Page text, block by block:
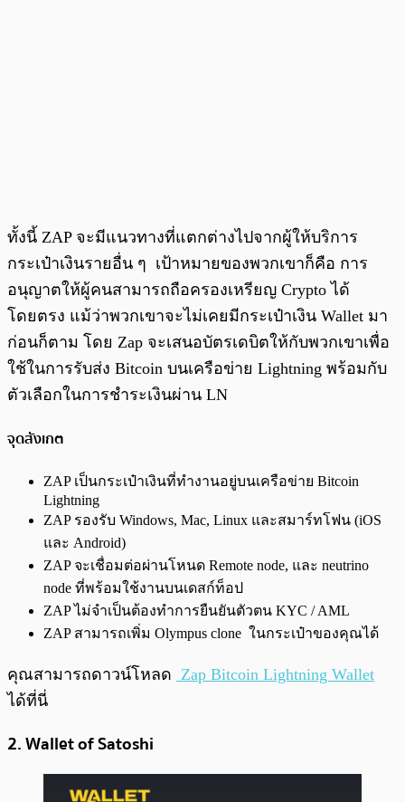
ทั้งนี้ ZAP จะมีแนวทางที่แตกต่างไปจากผู้ให้บริการ
กระเป๋าเงินรายอื่น ๆ เป้าหมายของพวกเขาก็คือ การ
อนุญาตให้ผู้คนสามารถถือครองเหรียญ Crypto ได้
โดยตรง แม้ว่าพวกเขาจะไม่เคยมีกระเป๋าเงิน Wallet มา
ก่อนก็ตาม โดย Zap จะเสนอบัตรเดบิตให้กับพวกเขาเพื่อ
ใช้ในการรับส่ง Bitcoin บนเครือข่าย Lightning พร้อมกับ
ตัวเลือกในการชำระเงินผ่าน LN
จุดสังเกต
ZAP เป็นกระเป๋าเงินที่ทำงานอยู่บนเครือข่าย Bitcoin
Lightning
ZAP รองรับ Windows, Mac, Linux และสมาร์ทโฟน (iOS
และ Android)
ZAP จะเชื่อมต่อผ่านโหนด Remote node, และ neutrino
node ที่พร้อมใช้งานบนเดสก์ท็อป
ZAP ไม่จำเป็นต้องทำการยืนยันตัวตน KYC / AML
ZAP สามารถเพิ่ม Olympus clone ในกระเป๋าของคุณได้
คุณสามารถดาวน์โหลด Zap Bitcoin Lightning Wallet
ได้ที่นี่
2.Wallet of Satoshi